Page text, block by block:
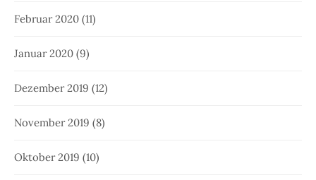
Februar 2020 (11)
Januar 2020 (9)
Dezember 2019 (12)
November 2019 (8)
Oktober 2019 (10)